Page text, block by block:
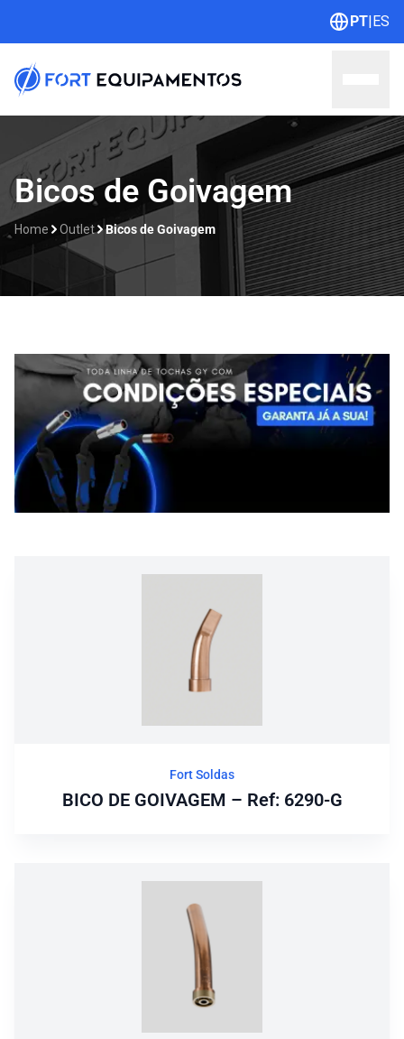
PT|ES
Home
Sobre nós
Catálogos
Bicos de Goivagem
Home Outlet Bicos de Goivagem
Fort Soldas
BICO DE GOIVAGEM – Ref: 6290-G